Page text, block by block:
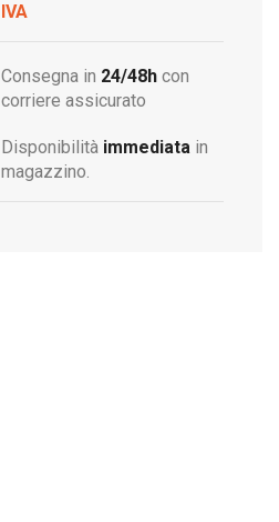
IVA
Consegna in 24/48h con
corriere assicurato
Disponibilità immediata in
magazzino.